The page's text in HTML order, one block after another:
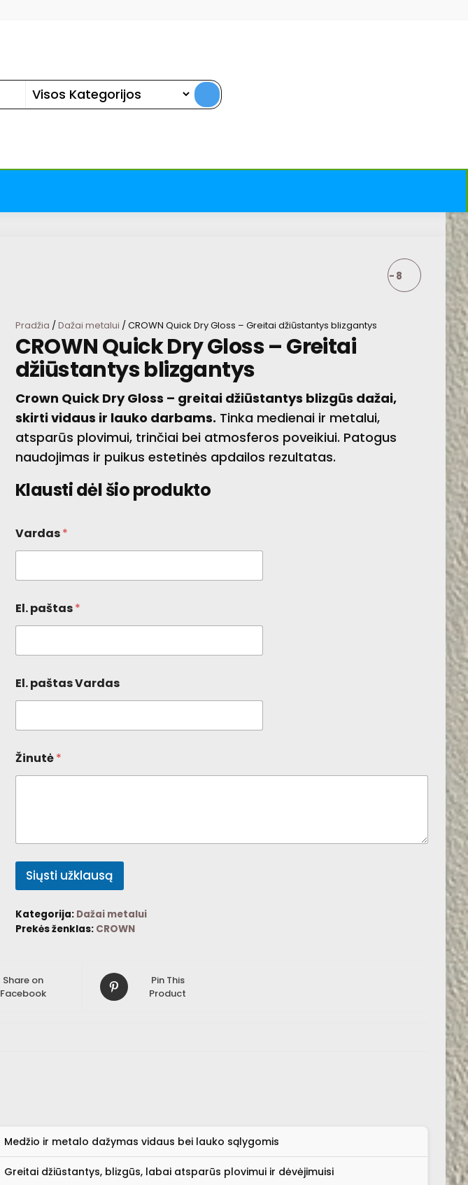
PLASTOR PUR T SUV - 8
APSAUGINĖ DAŽYVĖ
Pradžia / Dažai metalui / CROWN Quick Dry Gloss – Greitai džiūstantys blizgantys
CROWN Quick Dry Gloss – Greitai
džiūstantys blizgantys
Crown Quick Dry Gloss – greitai džiūstantys blizgūs dažai,
skirti vidaus ir lauko darbams. Tinka medienai ir metalui,
atsparūs plovimui, trinčiai bei atmosferos poveikiui. Patogus
naudojimas ir puikus estetinės apdailos rezultatas.
Klausti dėl šio produkto
Vardas*
El. paštas*
El. paštas Vardas
Žinutė*
Siųsti užklausą
Kategorija: Dažai metalui
Prekės ženklas: CROWN
Share on
Facebook
Pin This
Product
Medžio ir metalo dažymas vidaus bei lauko sąlygomis
Greitai džiūstantys, blizgūs, labai atsparūs plovimui ir dėvėjimuisi